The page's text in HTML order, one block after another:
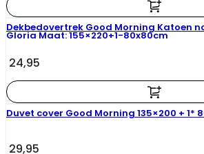
Dekbedovertrek Good Morning Katoen
Gloria Maat: 155×220+1-80x80cm
24,95
Duvet cover Good Morning 135×200 + 1*
29,95